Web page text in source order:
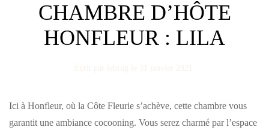
CHAMBRE D’HÔTE
HONFLEUR : LILA
Écrit par lebrug le 31 janvier 2021
Ici à Honfleur, où la Côte Fleurie s’achève, cette chambre vous
garantit une ambiance cocooning. Vous serez charmé par l’espace